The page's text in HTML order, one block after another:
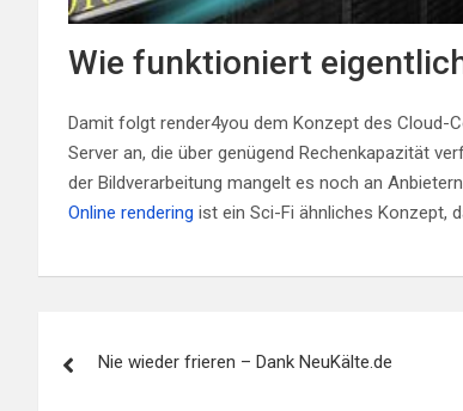
Wie funktioniert
Damit folgt render4you dem Konzept des Cloud-
Server an, die über genügend Rechenkapazität
der Bildverarbeitung mangelt es noch an
Online rendering ist ein Sci-Fi ähnliches Konzept,
Nie wieder frieren – Dank NeuKälte.de